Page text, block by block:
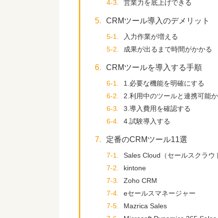
4-3.
営業力を底上げできる
5. CRMツール導入のデメリット
5-1.
入力作業が増える
5-2.
成果が出るまで時間がかかる
6. CRMツールを導入する手順
6-1.
1.必要な機能を明確にする
6-2.
2.利用中のツールと連携可能
6-3.
3.導入費用を確認する
6-4.
4.試験導入する
7. 定番のCRMツール11選
7-1.
Sales Cloud（セールスクラウ
7-2.
kintone
7-3.
Zoho CRM
7-4.
eセールスマネージャー
7-5.
Mazrica Sales